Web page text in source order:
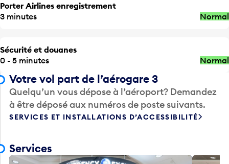
Porter Airlines enregistrement
3 minutes
Normal
Sécurité et douanes
0 - 5 minutes
Normal
Votre vol part de l’aérogare 3
Quelqu’un vous dépose à l’aéroport? Demandez
à être déposé aux numéros de poste suivants.
SERVICES ET INSTALLATIONS D’ACCESSIBILITÉ
Services